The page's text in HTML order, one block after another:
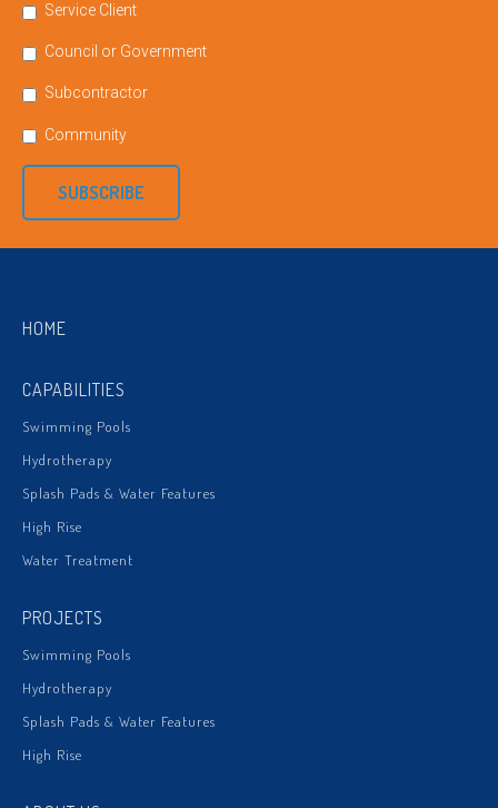
Service Client
Council or Government
Subcontractor
Community
SUBSCRIBE
HOME
CAPABILITIES
Swimming Pools
Hydrotherapy
Splash Pads & Water Features
High Rise
Water Treatment
PROJECTS
Swimming Pools
Hydrotherapy
Splash Pads & Water Features
High Rise